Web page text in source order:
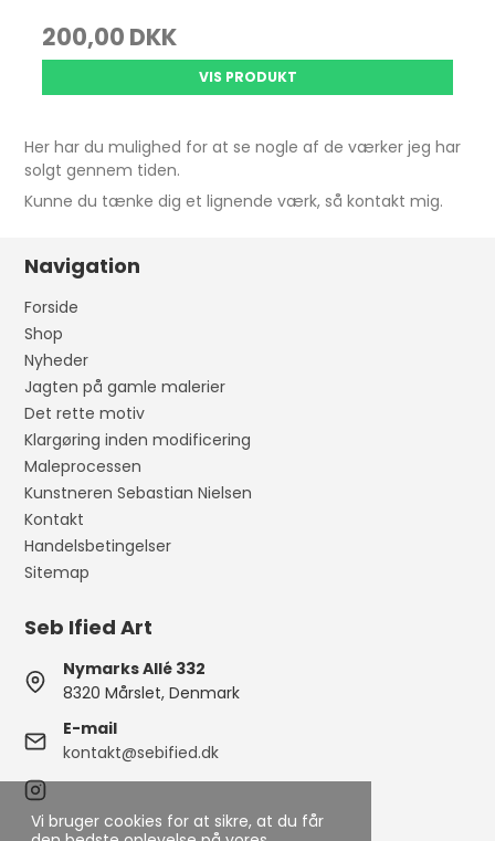
Vi bruger cookies for at sikre, at du får
200,00 DKK
VIS PRODUKT
Her har du mulighed for at se nogle af de værker jeg har
solgt gennem tiden.
Kunne du tænke dig et lignende værk, så kontakt mig.
Navigation
Forside
Shop
Nyheder
Jagten på gamle malerier
Det rette motiv
Klargøring inden modificering
Maleprocessen
Kunstneren Sebastian Nielsen
Kontakt
Handelsbetingelser
Sitemap
Seb Ified Art
Nymarks Allé 332
8320 Mårslet, Denmark
E-mail
kontakt@sebified.dk